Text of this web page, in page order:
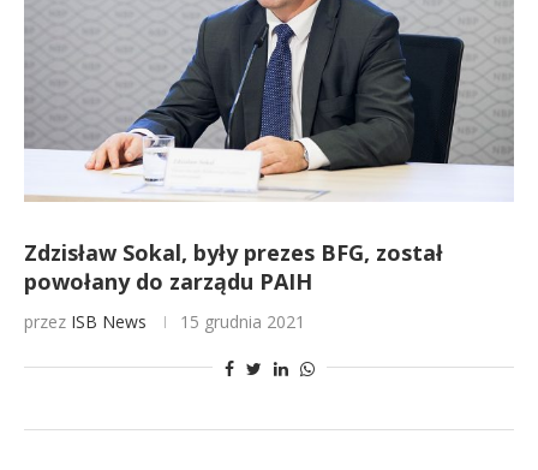
Zdzisław Sokal, były prezes BFG, został
powołany do zarządu PAIH
przez ISB News 15 grudnia 2021